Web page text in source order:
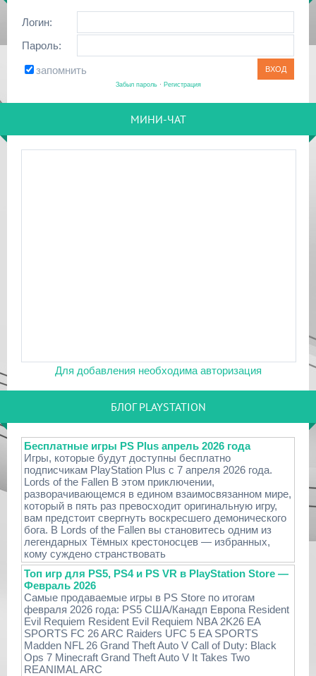
Логин:
Пароль:
запомнить
Забыл пароль· Регистрация
МИНИ-ЧАТ
Для добавления необходима авторизация
БЛОГ PLAYSTATION
Бесплатные игры PS Plus апрель 2026 года
Игры, которые будут доступны бесплатно
подписчикам PlayStation Plus с 7 апреля 2026 года.
Lords of the Fallen В этом приключении,
разворачивающемся в едином взаимосвязанном мире,
который в пять раз превосходит оригинальную игру,
вам предстоит свергнуть воскресшего демонического
бога. В Lords of the Fallen вы становитесь одним из
легендарных Тёмных крестоносцев — избранных,
кому суждено странствовать
Топ игр для PS5, PS4 и PS VR в PlayStation Store —
Февраль 2026
Самые продаваемые игры в PS Store по итогам
февраля 2026 года: PS5 США/Канадп Европа Resident
Evil Requiem Resident Evil Requiem NBA 2K26 EA
SPORTS FC 26 ARC Raiders UFC 5 EA SPORTS
Madden NFL 26 Grand Theft Auto V Call of Duty: Black
Ops 7 Minecraft Grand Theft Auto V It Takes Two
REANIMAL ARC